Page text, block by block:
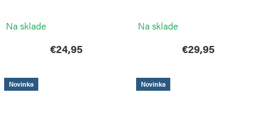
Na sklade
€24,95
Na sklade
€29,95
Novinka Novinka